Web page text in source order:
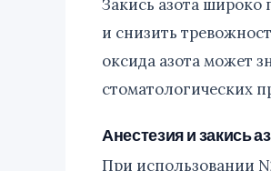
Закись азота широко
и снизить
оксида азота может
стоматологических
Анестезия и закись
При использовании